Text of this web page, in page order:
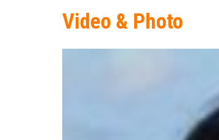
Video & Photo